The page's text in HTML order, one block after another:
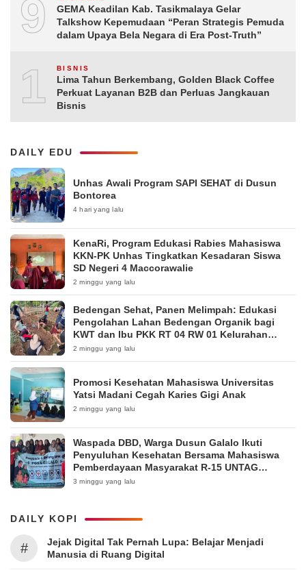
9
GEMA Keadilan Kab. Tasikmalaya Gelar
Talkshow Kepemudaan “Peran Strategis Pemuda
dalam Upaya Bela Negara di Era Post-Truth”
10BISNIS
Lima Tahun Berkembang, Golden Black Coffee
Perkuat Layanan B2B dan Perluas Jangkauan
Bisnis
DAILY EDU
Unhas Awali Program SAPI SEHAT di Dusun
Bontorea
4 hari yang lalu
KenaRi, Program Edukasi Rabies Mahasiswa
KKN-PK Unhas Tingkatkan Kesadaran Siswa
SD Negeri 4 Maccorawalie
2 minggu yang lalu
Bedengan Sehat, Panen Melimpah: Edukasi
Pengolahan Lahan Bedengan Organik bagi
KWT dan Ibu PKK RT 04 RW 01 Kelurahan
Pakintelan
2 minggu yang lalu
Promosi Kesehatan Mahasiswa Universitas
Yatsi Madani Cegah Karies Gigi Anak
2 minggu yang lalu
Waspada DBD, Warga Dusun Galalo Ikuti
Penyuluhan Kesehatan Bersama Mahasiswa
Pemberdayaan Masyarakat R-15 UNTAG
Surabaya 2026
3 minggu yang lalu
DAILY KOPI
#
Jejak Digital Tak Pernah Lupa: Belajar Menjadi
Manusia di Ruang Digital